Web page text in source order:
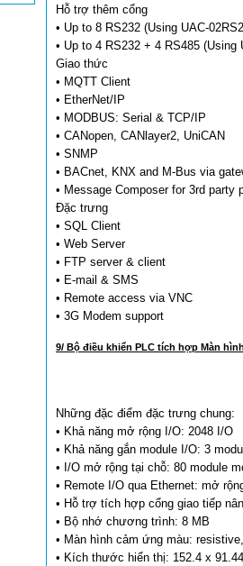
Hỗ trợ thêm cổng
• Up to 8 RS232 (Using UAC-
• Up to 4 RS232 + 4 RS485 (Using
Giao thức
• MQTT Client
• EtherNet/IP
• MODBUS: Serial & TCP/IP
• CANopen, CANlayer2, UniCAN
• SNMP
• BACnet, KNX and M-Bus via
• Message Composer for 3rd party
Đặc trưng
• SQL Client
• Web Server
• FTP server & client
• E-mail & SMS
• Remote access via VNC
• 3G Modem support
9/ Bộ điều khiển PLC tích hợp Màn
Những đặc điểm đặc trưng chung:
• Khả năng mở rộng I/O: 2048 I/O
• Khả năng gắn module I/O: 3
• I/O mở rộng tại chỗ: 80 module
• Remote I/O qua Ethernet: mở
• Hỗ trợ tích hợp cổng giao tiếp
• Bộ nhớ chương trình: 8 MB
• Màn hình cảm ứng màu:
• Kích thước hiển thị: 152.4 x